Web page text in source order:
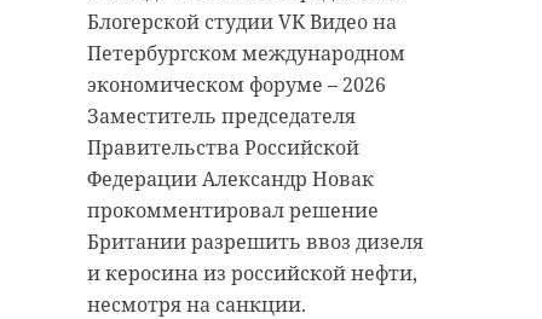
Блогерской студии VK Видео на
Петербургском международном
экономическом форуме – 2026
Заместитель председателя
Правительства Российской
Федерации Александр Новак
прокомментировал решение
Британии разрешить ввоз дизеля
и керосина из российской нефти,
несмотря на санкции.
Подписывайтесь на нас в
В результате атаки вражеских
БПЛА на объект Министерства
обороны в деревне Большая
Ижора возник пожар. По данным
губернатора Александра
Дрозденко, за медицинской
помощью уже обратились четыре
Сенатор РФ от Ленинградской
области Сергей Перминов в
воскресенье, 7 июня, в беседе с 47
каналом поделился своей оценкой
дискуссии на пленарном
заседании ПМЭФ-2026.
"Форум, безусловно,
удался — и был в